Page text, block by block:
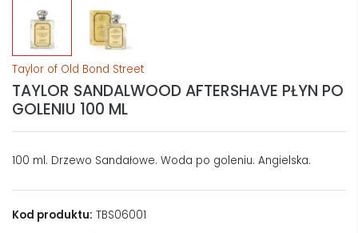
Taylor of Old Bond Street
TAYLOR SANDALWOOD AFTERSHAVE PŁYN PO
GOLENIU 100 ML
100 ml. Drzewo Sandałowe. Woda po goleniu. Angielska.
Kod produktu: TBS06001